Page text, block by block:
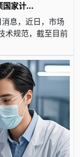
国家计...
息，近日，市场
术规范，截至目前